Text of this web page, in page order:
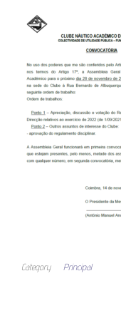
Category Principal